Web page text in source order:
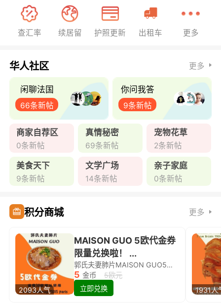
查汇率 续居留 护照更新 出租车 更多
华人社区 更多
闲聊法国
66条新帖
你问我答
9条新帖
商家自荐区
0条新帖
真情秘密
69条新帖
宠物花草
2条新帖
美食天下
9条新帖
文学广场
14条新帖
亲子家庭
0条新帖
积分商城 更多
2093人气
MAISON GUO 5欧代金券
限量兑换啦！ ...
郭氏夫妻肺片MAISON GUO5欧代金券限量兑换啦！
5 金币
5欧元
立即兑换
1931人